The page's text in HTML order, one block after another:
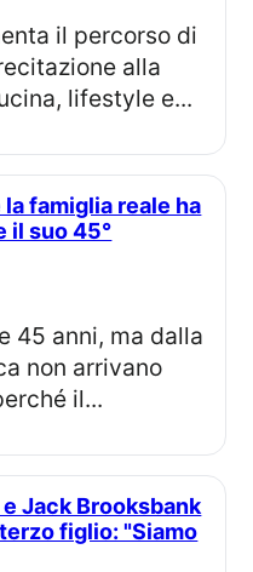
alla
lifestyle e...
il suo 45°
non arrivano
il...
figlio: "Siamo